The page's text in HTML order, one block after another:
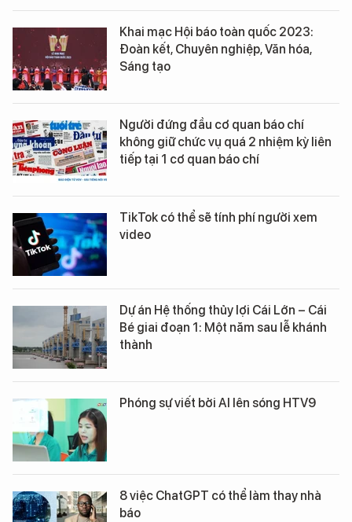
Khai mạc Hội báo toàn quốc 2023:
Đoàn kết, Chuyên nghiệp, Văn hóa,
Sáng tạo
Người đứng đầu cơ quan báo chí
không giữ chức vụ quá 2 nhiệm kỳ liên
tiếp tại 1 cơ quan báo chí
TikTok có thể sẽ tính phí người xem
video
Dự án Hệ thống thủy lợi Cái Lớn – Cái
Bé giai đoạn 1: Một năm sau lễ khánh
thành
Phóng sự viết bởi AI lên sóng HTV9
8 việc ChatGPT có thể làm thay nhà
báo